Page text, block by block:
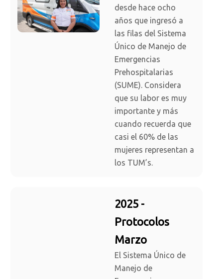
desde hace ocho
años que ingresó a
las filas del Sistema
Único de Manejo de
Emergencias
Prehospitalarias
(SUME). Considera
que su labor es muy
importante y más
cuando recuerda que
casi el 60% de las
mujeres representan a
los TUM’s.
2025 -
Protocolos
Marzo
El Sistema Único de
Manejo de